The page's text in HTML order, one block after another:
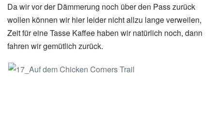
Da wir vor der Dämmerung noch über den Pass zurück
wollen können wir hier leider nicht allzu lange verweilen,
Zeit für eine Tasse Kaffee haben wir natürlich noch, dann
fahren wir gemütlich zurück.